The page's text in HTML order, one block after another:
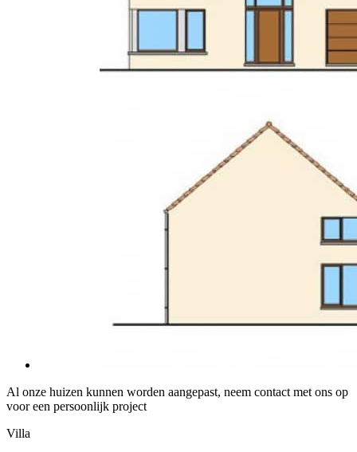
Al onze huizen kunnen worden aangepast, neem contact met ons op
voor een persoonlijk project
Villa